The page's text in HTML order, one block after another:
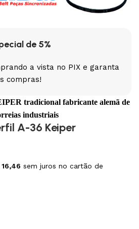
de 5%
a vista no PIX e garanta
compras!
tradicional fabricante alemã de
industriais
A-36 Keiper
16,46 sem juros no cartão de